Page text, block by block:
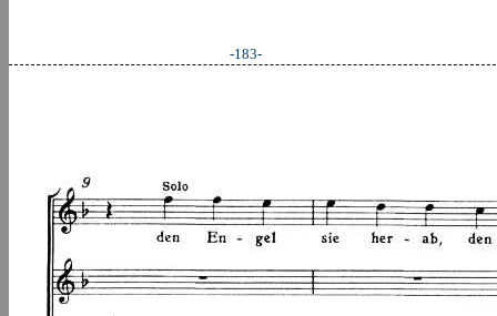
-183-